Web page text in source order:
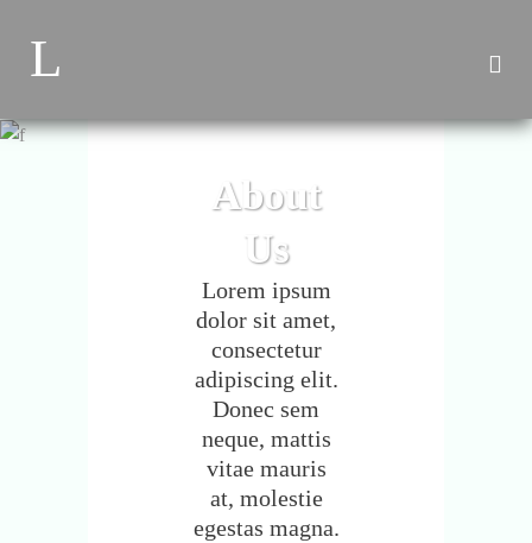
About
Us
Lorem ipsum
dolor sit amet,
consectetur
adipiscing elit.
Donec sem
neque, mattis
vitae mauris
at, molestie
egestas magna.